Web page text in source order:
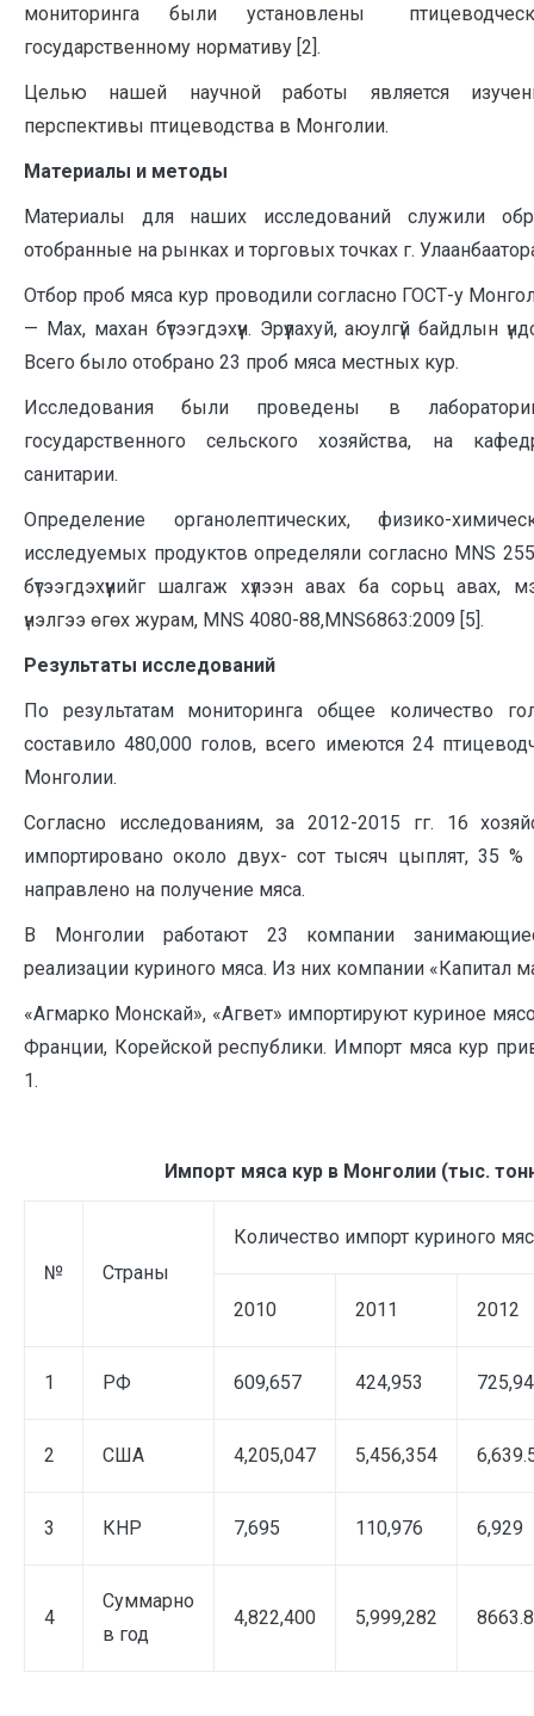
мониторинга были установлены
государственному нормативу [2].
Целью нашей научной работы является
перспективы птицеводства в Монголии.
Материалы и методы
Материалы для наших исследований служили
отобранные на рынках и торговых точках г.
Отбор проб мяса кур проводили согласно ГОСТ-у
— Мах, махан бүтээгдэхүүн. Эрүүлахуй, аюулгүй байдлын
Всего было отобрано 23 проб мяса местных кур.
Исследования были проведены в
государственного сельского хозяйства, на
санитарии.
Определение органолептических, физико-
исследуемых продуктов определяли согласно MNS
бүтээгдэхүүнийг шалгаж хүлээн авах ба сорьц авах,
үнэлгээ өгөх журам, MNS 4080-88,MNS6863:2009 [5].
Результаты исследований
По результатам мониторинга общее количество
составило 480,000 голов, всего имеются 24
Монголии.
Согласно исследованиям, за 2012-2015 гг. 16
импортировано около двух- сот тысяч цыплят, 35
направлено на получение мяса.
В Монголии работают 23 компании
реализации куриного мяса. Из них компании «Капитал
«Агмарко Монскай», «Агвет» импортируют куриное
Франции, Корейской республики. Импорт мяса кур
1.
Импорт мяса кур в Монголии (тыс.
№ Страны
Количество импорт куриного
2010 2011 2012
1 РФ 609,657 424,953
2 США 4,205,047 5,456,354
3 КНР 7,695 110,976 6,929
4
Суммарно
в год
4,822,400 5,999,282 8663.8